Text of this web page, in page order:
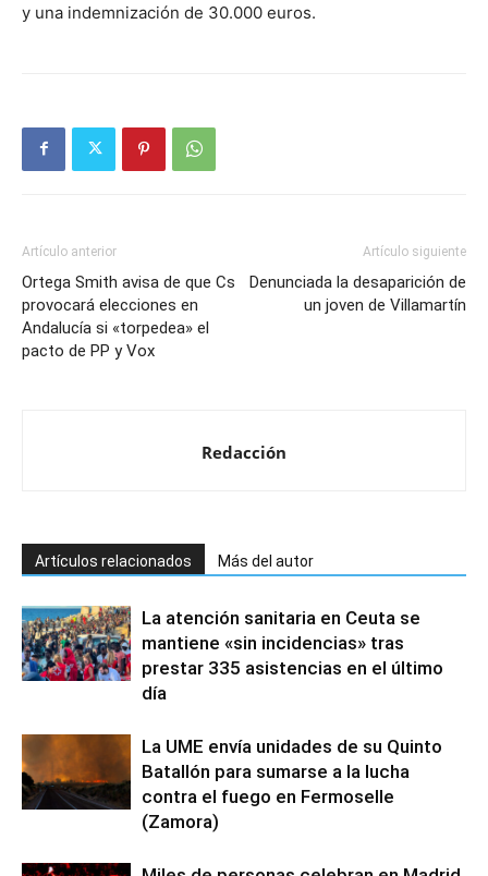
y una indemnización de 30.000 euros.
Artículo anterior
Ortega Smith avisa de que Cs
provocará elecciones en
Andalucía si «torpedea» el
pacto de PP y Vox
Artículo siguiente
Denunciada la desaparición de
un joven de Villamartín
Redacción
Artículos relacionados Más del autor
La atención sanitaria en Ceuta se
mantiene «sin incidencias» tras
prestar 335 asistencias en el último
día
La UME envía unidades de su Quinto
Batallón para sumarse a la lucha
contra el fuego en Fermoselle
(Zamora)